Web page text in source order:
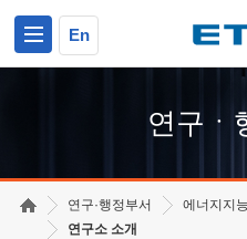
En
연구ㆍ
연구·행정부서
에너지지
연구소 소개